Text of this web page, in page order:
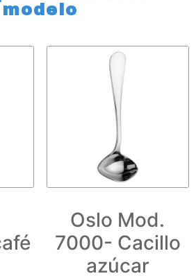
modelo
Oslo Mod.
7000- Cacillo
azúcar